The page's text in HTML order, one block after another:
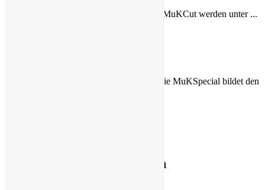
Mit dem System MuKCut werden unter ...
Die Produktfamilie MuKSpecial bildet den
Leistungen